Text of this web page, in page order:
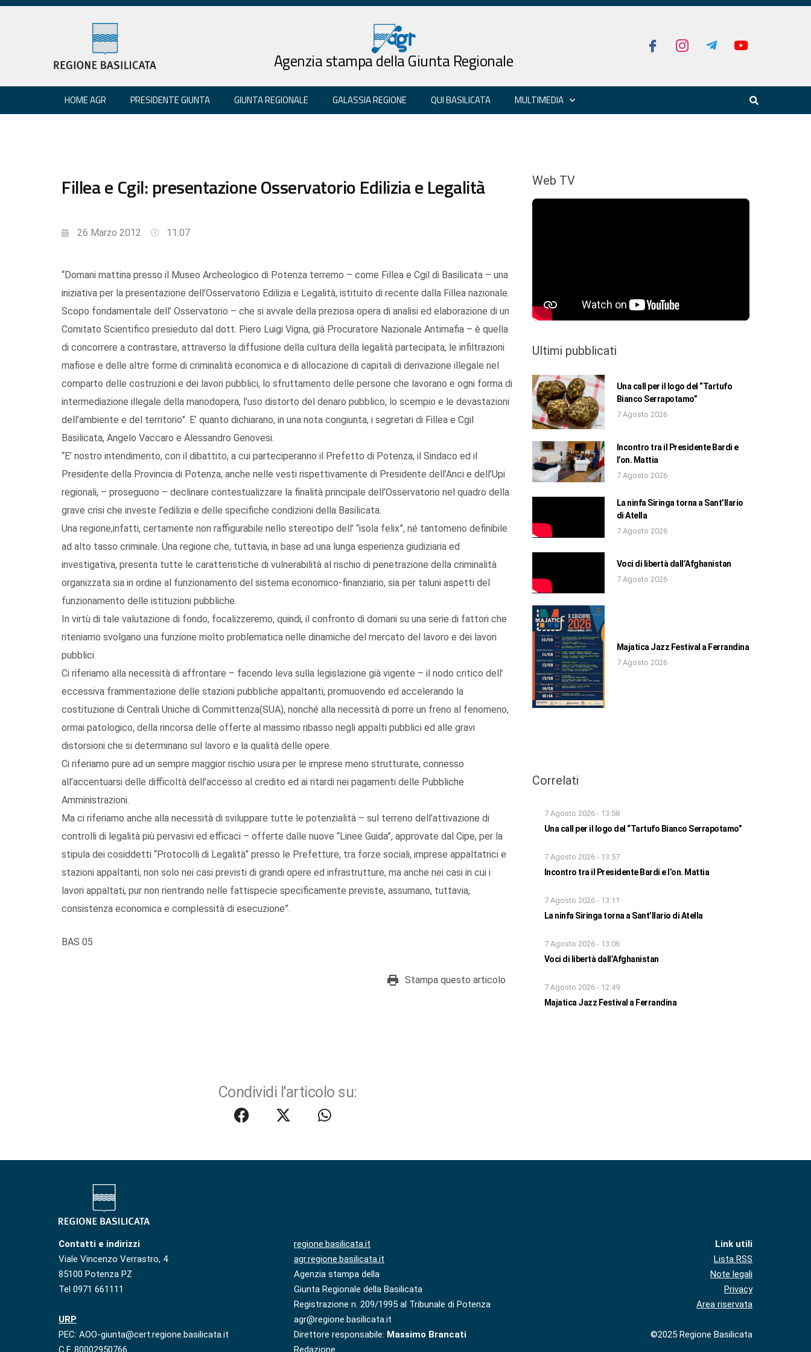
Agenzia stampa della Giunta Regionale
HOME AGR PRESIDENTE GIUNTA GIUNTA REGIONALE GALASSIA REGIONE QUI BASILICATA MULTIMEDIA
Fillea e Cgil: presentazione Osservatorio Edilizia e Legalità
26 Marzo 2012 11:07
“Domani mattina presso il Museo Archeologico di Potenza terremo – come Fillea e Cgil di Basilicata – una
iniziativa per la presentazione dell’Osservatorio Edilizia e Legalità, istituito di recente dalla Fillea nazionale.
Scopo fondamentale dell’ Osservatorio – che si avvale della preziosa opera di analisi ed elaborazione di un
Comitato Scientifico presieduto dal dott. Piero Luigi Vigna, già Procuratore Nazionale Antimafia – è quella
di concorrere a contrastare, attraverso la diffusione della cultura della legalità partecipata, le infiltrazioni
mafiose e delle altre forme di criminalità economica e di allocazione di capitali di derivazione illegale nel
comparto delle costruzioni e dei lavori pubblici, lo sfruttamento delle persone che lavorano e ogni forma di
intermediazione illegale della manodopera, l’uso distorto del denaro pubblico, lo scempio e le devastazioni
dell’ambiente e del territorio”. E’ quanto dichiarano, in una nota congiunta, i segretari di Fillea e Cgil
Basilicata, Angelo Vaccaro e Alessandro Genovesi.
“E’ nostro intendimento, con il dibattito, a cui parteciperanno il Prefetto di Potenza, il Sindaco ed il
Presidente della Provincia di Potenza, anche nelle vesti rispettivamente di Presidente dell’Anci e dell’Upi
regionali, – proseguono – declinare contestualizzare la finalità principale dell’Osservatorio nel quadro della
grave crisi che investe l’edilizia e delle specifiche condizioni della Basilicata.
Una regione,infatti, certamente non raffigurabile nello stereotipo dell’ “isola felix”, né tantomeno definibile
ad alto tasso criminale. Una regione che, tuttavia, in base ad una lunga esperienza giudiziaria ed
investigativa, presenta tutte le caratteristiche di vulnerabilità al rischio di penetrazione della criminalità
organizzata sia in ordine al funzionamento del sistema economico-finanziario, sia per taluni aspetti del
funzionamento delle istituzioni pubbliche.
In virtù di tale valutazione di fondo, focalizzeremo, quindi, il confronto di domani su una serie di fattori che
riteniamo svolgano una funzione molto problematica nelle dinamiche del mercato del lavoro e dei lavori
pubblici.
Ci riferiamo alla necessità di affrontare – facendo leva sulla legislazione già vigente – il nodo critico dell’
eccessiva frammentazione delle stazioni pubbliche appaltanti, promuovendo ed accelerando la
costituzione di Centrali Uniche di Committenza(SUA), nonché alla necessità di porre un freno al fenomeno,
ormai patologico, della rincorsa delle offerte al massimo ribasso negli appalti pubblici ed alle gravi
distorsioni che si determinano sul lavoro e la qualità delle opere.
Ci riferiamo pure ad un sempre maggior rischio usura per le imprese meno strutturate, connesso
all’accentuarsi delle difficoltà dell’accesso al credito ed ai ritardi nei pagamenti delle Pubbliche
Amministrazioni.
Ma ci riferiamo anche alla necessità di sviluppare tutte le potenzialità – sul terreno dell’attivazione di
controlli di legalità più pervasivi ed efficaci – offerte dalle nuove “Linee Guida”, approvate dal Cipe, per la
stipula dei cosiddetti “Protocolli di Legalità” presso le Prefetture, tra forze sociali, imprese appaltatrici e
stazioni appaltanti, non solo nei casi previsti di grandi opere ed infrastrutture, ma anche nei casi in cui i
lavori appaltati, pur non rientrando nelle fattispecie specificamente previste, assumano, tuttavia,
consistenza economica e complessità di esecuzione”.
BAS 05
Stampa questo articolo
Condividi l'articolo su:
Web TV
Ultimi pubblicati
Una call per il logo del “Tartufo
Bianco Serrapotamo”
7 Agosto 2026
Incontro tra il Presidente Bardi e
l’on. Mattia
7 Agosto 2026
La ninfa Siringa torna a Sant’Ilario
di Atella
7 Agosto 2026
Voci di libertà dall’Afghanistan
7 Agosto 2026
Majatica Jazz Festival a Ferrandina
7 Agosto 2026
Correlati
7 Agosto 2026 - 13:58
Una call per il logo del “Tartufo Bianco Serrapotamo”
7 Agosto 2026 - 13:57
Incontro tra il Presidente Bardi e l’on. Mattia
7 Agosto 2026 - 13:11
La ninfa Siringa torna a Sant’Ilario di Atella
7 Agosto 2026 - 13:06
Voci di libertà dall’Afghanistan
7 Agosto 2026 - 12:49
Majatica Jazz Festival a Ferrandina
Contatti e indirizzi
Viale Vincenzo Verrastro, 4
85100 Potenza PZ
Tel 0971 661111
URP
PEC: AOO-giunta@cert.regione.basilicata.it
C.F. 80002950766
regione.basilicata.it
agr.regione.basilicata.it
Agenzia stampa della
Giunta Regionale della Basilicata
Registrazione n. 209/1995 al Tribunale di Potenza
agr@regione.basilicata.it
Direttore responsabile: Massimo Brancati
Redazione
Link utili
Lista RSS
Note legali
Privacy
Area riservata
©2025 Regione Basilicata